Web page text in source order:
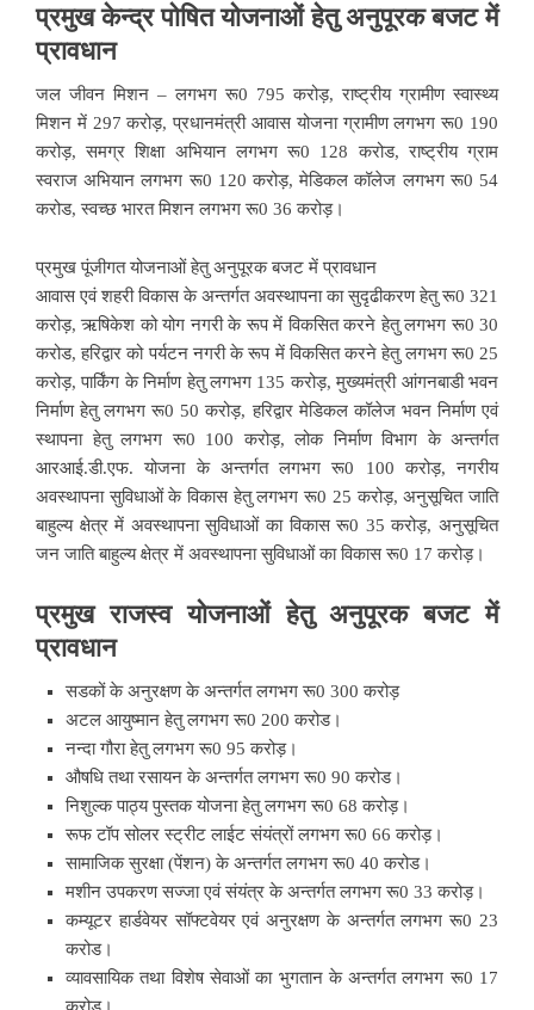
प्रमुख केन्द्र पोषित योजनाओं हेतु अनुपूरक बजट में
प्रावधान
जल जीवन मिशन – लगभग रू0 795 करोड़, राष्ट्रीय ग्रामीण स्वास्थ्य
मिशन में 297 करोड़, प्रधानमंत्री आवास योजना ग्रामीण लगभग रू0 190
करोड़, समग्र शिक्षा अभियान लगभग रू0 128 करोड, राष्ट्रीय ग्राम
स्वराज अभियान लगभग रू0 120 करोड़, मेडिकल कॉलेज लगभग रू0 54
करोड, स्वच्छ भारत मिशन लगभग रू0 36 करोड़।
प्रमुख पूंजीगत योजनाओं हेतु अनुपूरक बजट में प्रावधान
आवास एवं शहरी विकास के अन्तर्गत अवस्थापना का सुदृढीकरण हेतु रू0 321
करोड़, ऋषिकेश को योग नगरी के रूप में विकसित करने हेतु लगभग रू0 30
करोड, हरिद्वार को पर्यटन नगरी के रूप में विकसित करने हेतु लगभग रू0 25
करोड़, पार्किंग के निर्माण हेतु लगभग 135 करोड़, मुख्यमंत्री आंगनबाडी भवन
निर्माण हेतु लगभग रू0 50 करोड़, हरिद्वार मेडिकल कॉलेज भवन निर्माण एवं
स्थापना हेतु लगभग रू0 100 करोड़, लोक निर्माण विभाग के अन्तर्गत
आरआई.डी.एफ. योजना के अन्तर्गत लगभग रू0 100 करोड़, नगरीय
अवस्थापना सुविधाओं के विकास हेतु लगभग रू0 25 करोड़, अनुसूचित जाति
बाहुल्य क्षेत्र में अवस्थापना सुविधाओं का विकास रू0 35 करोड़, अनुसूचित
जन जाति बाहुल्य क्षेत्र में अवस्थापना सुविधाओं का विकास रू0 17 करोड़।
प्रमुख राजस्व योजनाओं हेतु अनुपूरक बजट में
प्रावधान
सडकों के अनुरक्षण के अन्तर्गत लगभग रू0 300 करोड़
अटल आयुष्मान हेतु लगभग रू0 200 करोड।
नन्दा गौरा हेतु लगभग रू0 95 करोड़।
औषधि तथा रसायन के अन्तर्गत लगभग रू0 90 करोड।
निशुल्क पाठ्य पुस्तक योजना हेतु लगभग रू0 68 करोड़।
रूफ टॉप सोलर स्ट्रीट लाईट संयंत्रों लगभग रू0 66 करोड़।
सामाजिक सुरक्षा (पेंशन) के अन्तर्गत लगभग रू0 40 करोड।
मशीन उपकरण सज्जा एवं संयंत्र के अन्तर्गत लगभग रू0 33 करोड़।
कम्यूटर हार्डवेयर सॉफ्टवेयर एवं अनुरक्षण के अन्तर्गत लगभग रू0 23
करोड।
व्यावसायिक तथा विशेष सेवाओं का भुगतान के अन्तर्गत लगभग रू0 17